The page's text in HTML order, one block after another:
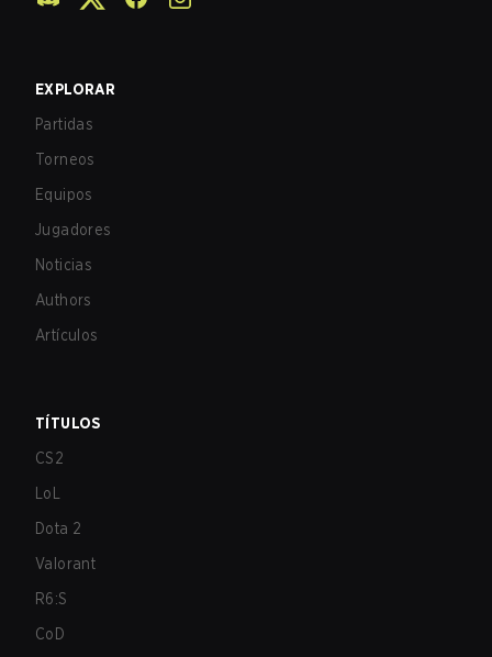
EXPLORAR
Partidas
Torneos
Equipos
Jugadores
Noticias
Authors
Artículos
TÍTULOS
CS2
LoL
Dota 2
Valorant
R6:S
CoD